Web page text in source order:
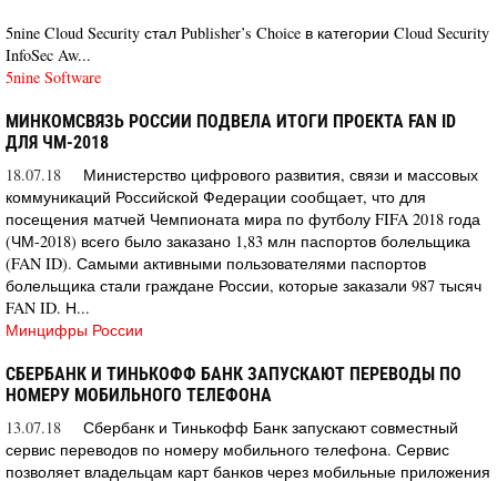
5nine Cloud Security стал Publisher’s Choice в категории Cloud Security
InfoSec Aw...
5nine Software
МИНКОМСВЯЗЬ РОССИИ ПОДВЕЛА ИТОГИ ПРОЕКТА FAN ID
ДЛЯ ЧМ-2018
18.07.18
Министерство цифрового развития, связи и массовых
коммуникаций Российской Федерации сообщает, что для
посещения матчей Чемпионата мира по футболу FIFA 2018 года
(ЧМ-2018) всего было заказано 1,83 млн паспортов болельщика
(FAN ID). Самыми активными пользователями паспортов
болельщика стали граждане России, которые заказали 987 тысяч
FAN ID. Н...
Минцифры России
СБЕРБАНК И ТИНЬКОФФ БАНК ЗАПУСКАЮТ ПЕРЕВОДЫ ПО
НОМЕРУ МОБИЛЬНОГО ТЕЛЕФОНА
13.07.18
Сбербанк и Тинькофф Банк запускают совместный
сервис переводов по номеру мобильного телефона. Сервис
позволяет владельцам карт банков через мобильные приложения